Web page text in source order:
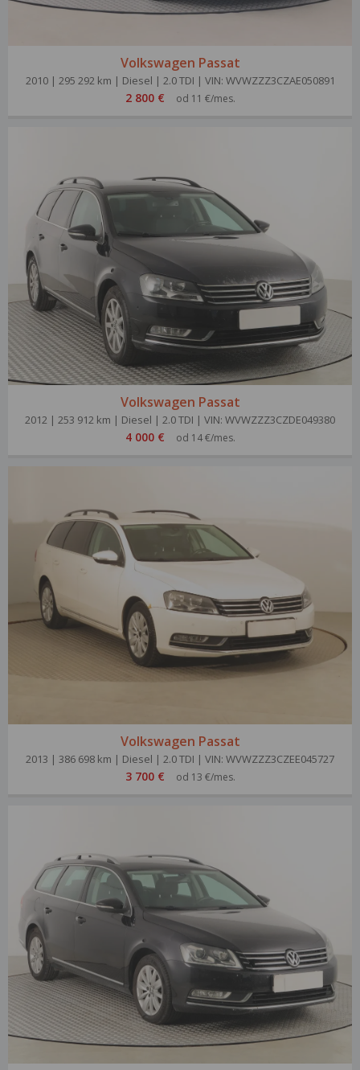
Volkswagen Passat
2010 | 295 292 km | Diesel | 2.0 TDI | VIN: WVWZZZ3CZAE050891
2 800 € od 11 €/mes.
Volkswagen Passat
2012 | 253 912 km | Diesel | 2.0 TDI | VIN: WVWZZZ3CZDE049380
4 000 € od 14 €/mes.
Volkswagen Passat
2013 | 386 698 km | Diesel | 2.0 TDI | VIN: WVWZZZ3CZEE045727
3 700 € od 13 €/mes.